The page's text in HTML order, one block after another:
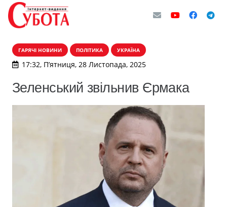
ГАРЯЧІ НОВИНИ ПОЛІТИКА УКРАЇНА
17:32, П’ятниця, 28 Листопада, 2025
Зеленський звільнив Єрмака